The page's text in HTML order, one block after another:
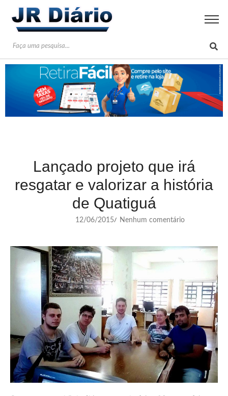
Lançado projeto que irá
resgatar e valorizar a história
de Quatiguá
12/06/2015/ Nenhum comentário